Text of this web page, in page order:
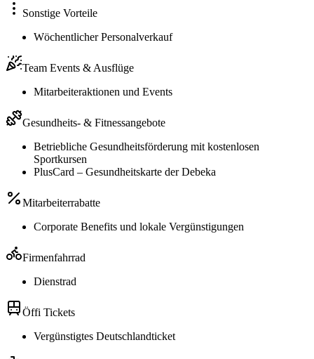
Sonstige Vorteile
Wöchentlicher Personalverkauf
Team Events & Ausflüge
Mitarbeiteraktionen und Events
Gesundheits- & Fitnessangebote
Betriebliche Gesundheitsförderung mit kostenlosen
Sportkursen
PlusCard – Gesundheitskarte der Debeka
Mitarbeiterrabatte
Corporate Benefits und lokale Vergünstigungen
Firmenfahrrad
Dienstrad
Öffi Tickets
Vergünstigtes Deutschlandticket